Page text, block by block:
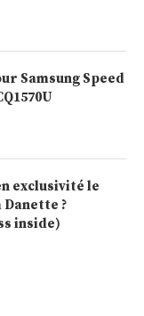
Samsung Speed
exclusivité le
?
inside)